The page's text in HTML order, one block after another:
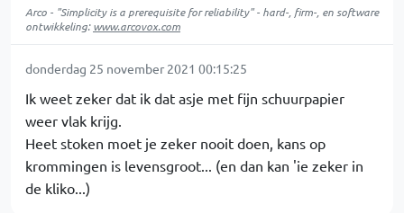
Arco - "Simplicity is a prerequisite for reliability" - hard-, firm-, en software
ontwikkeling:www.arcovox.com
donderdag 25 november 2021 00:15:25
Ik weet zeker dat ik dat asje met fijn schuurpapier
weer vlak krijg.
Heet stoken moet je zeker nooit doen, kans op
krommingen is levensgroot... (en dan kan 'ie zeker in
de kliko...)